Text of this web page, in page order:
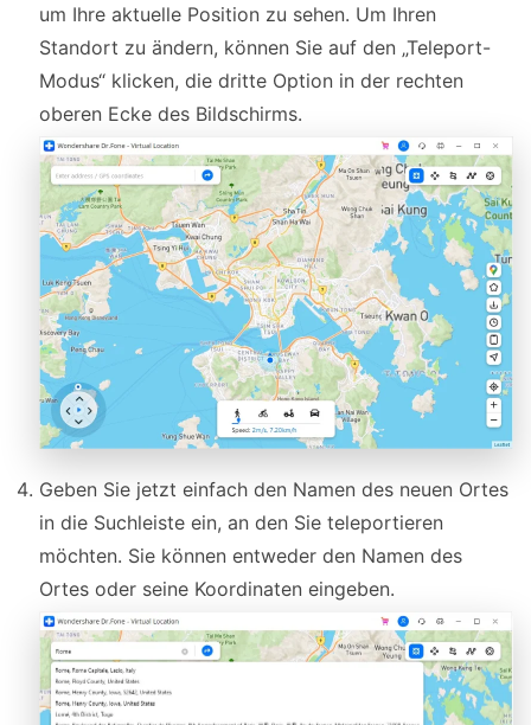
um Ihre aktuelle Position zu sehen. Um Ihren
Standort zu ändern, können Sie auf den „Teleport-
Modus“ klicken, die dritte Option in der rechten
oberen Ecke des Bildschirms.
Geben Sie jetzt einfach den Namen des neuen Ortes
in die Suchleiste ein, an den Sie teleportieren
möchten. Sie können entweder den Namen des
Ortes oder seine Koordinaten eingeben.